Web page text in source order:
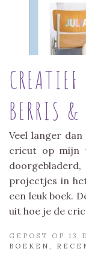
BERRIS &
Veel langer
cricut op mijn
projectjes in
een leuk boek.
uit hoe je de
GEPOST OP 13
BOEKEN